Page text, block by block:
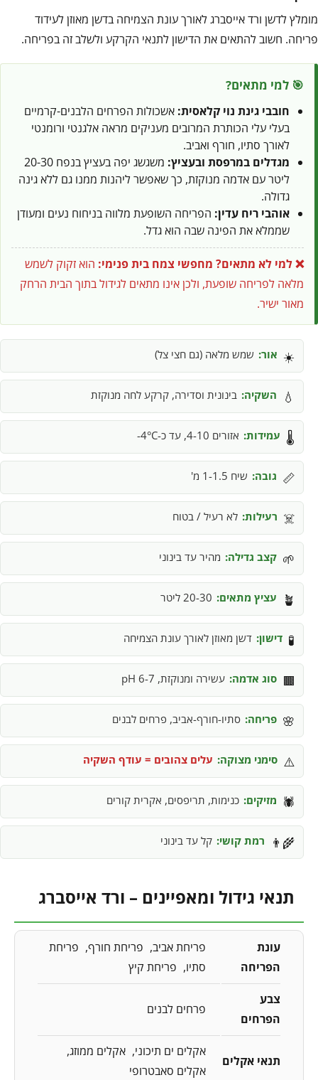
מומלץ לדשן ורד אייסברג לאורך עונת הצמיחה בדשן מאוזן לעידוד
פריחה. חשוב להתאים את הדישון לתנאי הקרקע ולשלב זה בפריחה.
🎯 למי מתאים?
חובבי גינת נוי קלאסית: אשכולות הפרחים הלבנים-קרמיים
בעלי עלי הכותרת המרובים מעניקים מראה אלגנטי ורומנטי
לאורך סתיו, חורף ואביב.
מגדלים במרפסת ובעציץ:
משגשג יפה בעציץ בנפח 20-30
ליטר עם אדמה מנוקזת, כך שאפשר ליהנות ממנו גם ללא גינה
גדולה.
אוהבי ריח עדין: הפריחה השופעת מלווה בניחוח נעים ומעודן
שממלא את הפינה שבה הוא גדל.
❌ למי לא מתאים? מחפשי צמח בית פנימי: הוא זקוק לשמש
מלאה לפריחה שופעת, ולכן אינו מתאים לגידול בתוך הבית הרחק
מאור ישיר.
☀️ אור: שמש מלאה (גם חצי צל)
💧 השקיה: בינונית וסדירה, קרקע לחה מנוקזת
🌡️ עמידות: אזורים 4-10, עד כ-4°C-
📏 גובה: שיח 1-1.5 מ'
☠️ רעילות: לא רעיל / בטוח
🌱 קצב גדילה: מהיר עד בינוני
🪴 עציץ מתאים: 20-30 ליטר
🧪 דישון: דשן מאוזן לאורך עונת הצמיחה
🟫 סוג אדמה: עשירה ומנוקזת, pH 6-7
🌸 פריחה: סתיו-חורף-אביב, פרחים לבנים
⚠️ סימני מצוקה: עלים צהובים = עודף השקיה
🕷️ מזיקים: כנימות, תריפסים, אקרית קורים
👨‍🌾 רמת קושי: קל עד בינוני
תנאי גידול ומאפיינים – ורד אייסברג
עונת
הפריחה
פריחת אביב פריחת חורף
פריחת
סתיו
פריחת קיץ
צבע
הפרחים
פרחים לבנים
תנאי אקלים
אקלים ים תיכוני
אקלים ממוזג
אקלים סאבטרופי